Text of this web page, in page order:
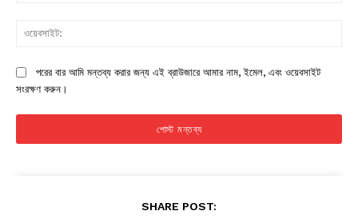
পরের বার আমি মন্তব্য করার জন্য এই ব্রাউজারে আমার নাম, ইমেল, এবং ওয়েবসাইট
সংরক্ষণ করুন।
SHARE POST: